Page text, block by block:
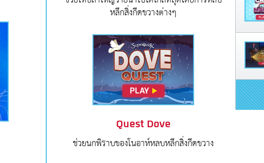
หลีกสิ่งกีดขวางต่างๆ
Quest Dove
ช่วยนกพิราบของโนอาห์หลบหลีกสิ่งกีดขวาง